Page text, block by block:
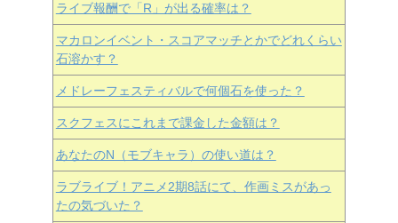
ライブ報酬で「R」が出る確率は？
マカロンイベント・スコアマッチとかでどれくらい
石溶かす？
メドレーフェスティバルで何個石を使った？
スクフェスにこれまで課金した金額は？
あなたのN（モブキャラ）の使い道は？
ラブライブ！アニメ2期8話にて、作画ミスがあっ
たの気づいた？